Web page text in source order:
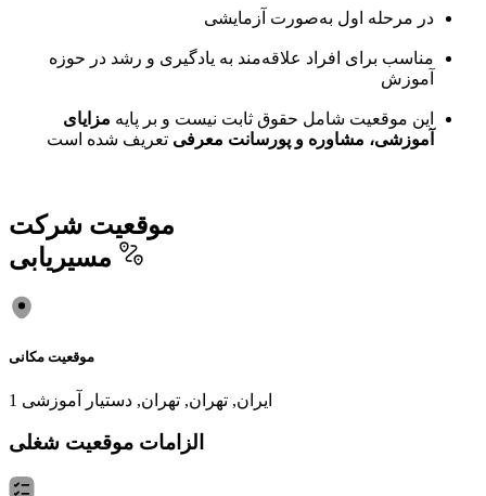
در مرحله اول به‌صورت آزمایشی
مناسب برای افراد علاقه‌مند به یادگیری و رشد در حوزه
آموزش
این موقعیت شامل حقوق ثابت نیست و بر پایه مزایای
آموزشی، مشاوره و پورسانت معرفی تعریف شده است
موقعیت شرکت
موقعیت مکانی
ایران, تهران, تهران, دستیار آموزشی 1
الزامات موقعیت شغلی